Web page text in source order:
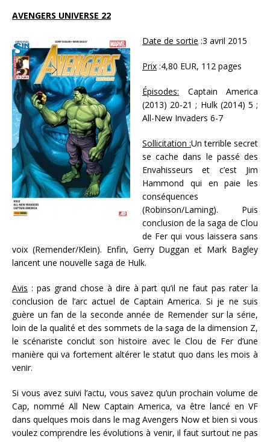
AVENGERS UNIVERSE 22
Date de sortie :3 avril 2015
Prix :4,80 EUR, 112 pages
Épisodes: Captain America
(2013) 20-21 ; Hulk (2014) 5 ;
All-New Invaders 6-7
Sollicitation :Un terrible secret
se cache dans le passé des
Envahisseurs et c’est Jim
Hammond qui en paie les
conséquences
(Robinson/Laming). Puis
conclusion de la saga de Clou
de Fer qui vous laissera sans
voix (Remender/Klein). Enfin, Gerry Duggan et Mark Bagley
lancent une nouvelle saga de Hulk.
Avis : pas grand chose à dire à part qu’il ne faut pas rater la
conclusion de l’arc actuel de Captain America. Si je ne suis
guère un fan de la seconde année de Remender sur la série,
loin de la qualité et des sommets de la saga de la dimension Z,
le scénariste conclut son histoire avec le Clou de Fer d’une
manière qui va fortement altérer le statut quo dans les mois à
venir.
Si vous avez suivi l’actu, vous savez qu’un prochain volume de
Cap, nommé All New Captain America, va être lancé en VF
dans quelques mois dans le mag Avengers Now et bien si vous
voulez comprendre les évolutions à venir, il faut surtout ne pas